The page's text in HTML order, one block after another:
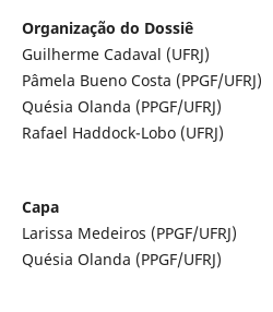
Organização do Dossiê
Guilherme Cadaval (UFRJ)
Pâmela Bueno Costa (PPGF/UFRJ)
Quésia Olanda (PPGF/UFRJ)
Rafael Haddock-Lobo (UFRJ)
Capa
Larissa Medeiros (PPGF/UFRJ)
Quésia Olanda (PPGF/UFRJ)